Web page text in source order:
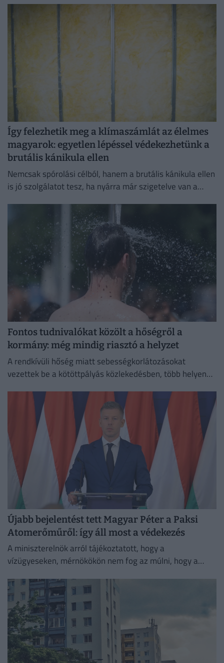
Így felezhetik meg a klímaszámlát az élelmes
magyarok: egyetlen lépéssel védekezhetünk a
brutális kánikula ellen
Nemcsak spórolási célból, hanem a brutális kánikula ellen
is jó szolgálatot tesz, ha nyárra már szigetelve van a
Fontos tudnivalókat közölt a hőségről a
kormány: még mindig riasztó a helyzet
A rendkívüli hőség miatt sebességkorlátozásokat
vezettek be a kötöttpályás közlekedésben, több helyen
bozóttüzek is.
Újabb bejelentést tett Magyar Péter a Paksi
Atomerőműről: így áll most a védekezés
A miniszterelnök arról tájékoztatott, hogy a
vízügyeseken, mérnökökön nem fog az múlni, hogy a
héten vélhetően nem...